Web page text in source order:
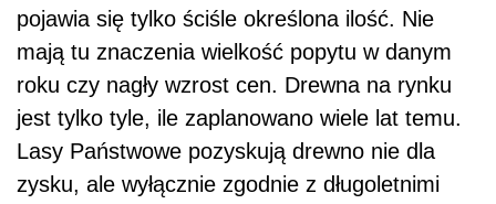
pojawia się tylko ściśle określona ilość. Nie
mają tu znaczenia wielkość popytu w danym
roku czy nagły wzrost cen. Drewna na rynku
jest tylko tyle, ile zaplanowano wiele lat temu.
Lasy Państwowe pozyskują drewno nie dla
zysku, ale wyłącznie zgodnie z długoletnimi